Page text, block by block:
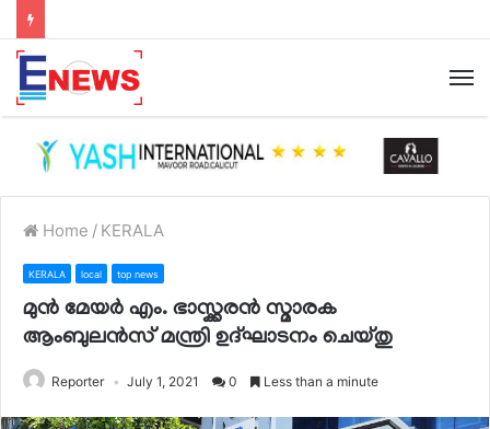
Home / KERALA
KERALA local top news
മുൻ മേയർ എം. ഭാസ്ക്കരൻ സ്മാരക
ആംബുലൻസ് മന്ത്രി ഉദ്ഘാടനം ചെയ്തു
Reporter July 1, 2021 0 Less than a minute